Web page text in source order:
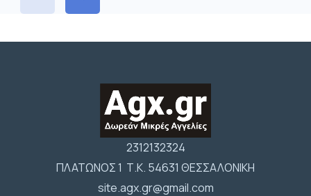
2312132324
ΠΛΑΤΩΝΟΣ 1 Τ.Κ. 54631 ΘΕΣΣΑΛΟΝΙΚΗ
site.agx.gr@gmail.com